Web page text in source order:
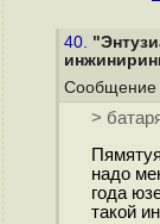
40.
Сообщение
>
надо
года
такой